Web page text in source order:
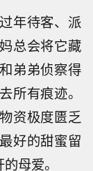
年待客、派
总会将它藏
弟弟侦察得
所有痕迹。
资极度匮乏
好的甜蜜留
母爱。